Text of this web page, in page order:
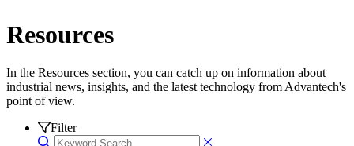
Resources
In the Resources section, you can catch up on information about
industrial news, insights, and the latest technology from Advantech's
point of view.
Filter